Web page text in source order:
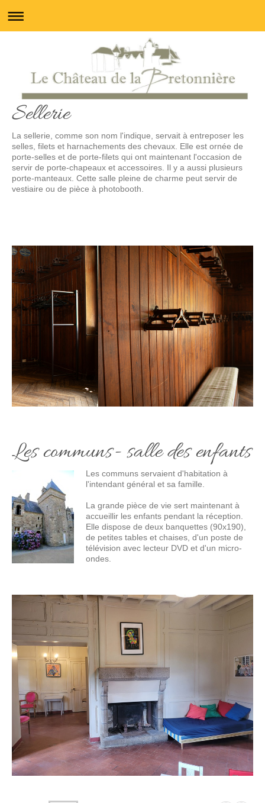
Sellerie
La sellerie, comme son nom l'indique, servait à entreposer les
selles, filets et harnachements des chevaux. Elle est ornée de
porte-selles et de porte-filets qui ont maintenant l'occasion de
servir de porte-chapeaux et accessoires. Il y a aussi plusieurs
porte-manteaux. Cette salle pleine de charme peut servir de
vestiaire ou de pièce à photobooth.
Les communs- salle des enfants
Les communs servaient d'habitation à
l'intendant général et sa famille.
La grande pièce de vie sert maintenant à
accueillir les enfants pendant la réception.
Elle dispose de deux banquettes (90x190),
de petites tables et chaises, d'un poste de
télévision avec lecteur DVD et d'un micro-
ondes.